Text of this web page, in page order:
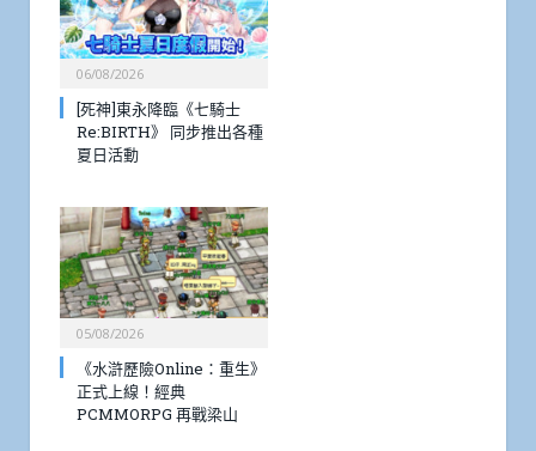
06/08/2026
[死神]東永降臨《七騎士
Re:BIRTH》 同步推出各種
夏日活動
05/08/2026
《水滸歷險Online：重生》
正式上線！經典
PCMMORPG 再戰梁山